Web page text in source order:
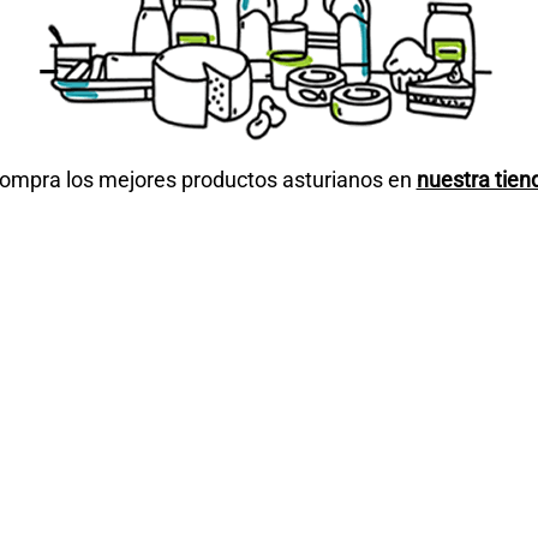
los mejores productos asturianos en nuestra